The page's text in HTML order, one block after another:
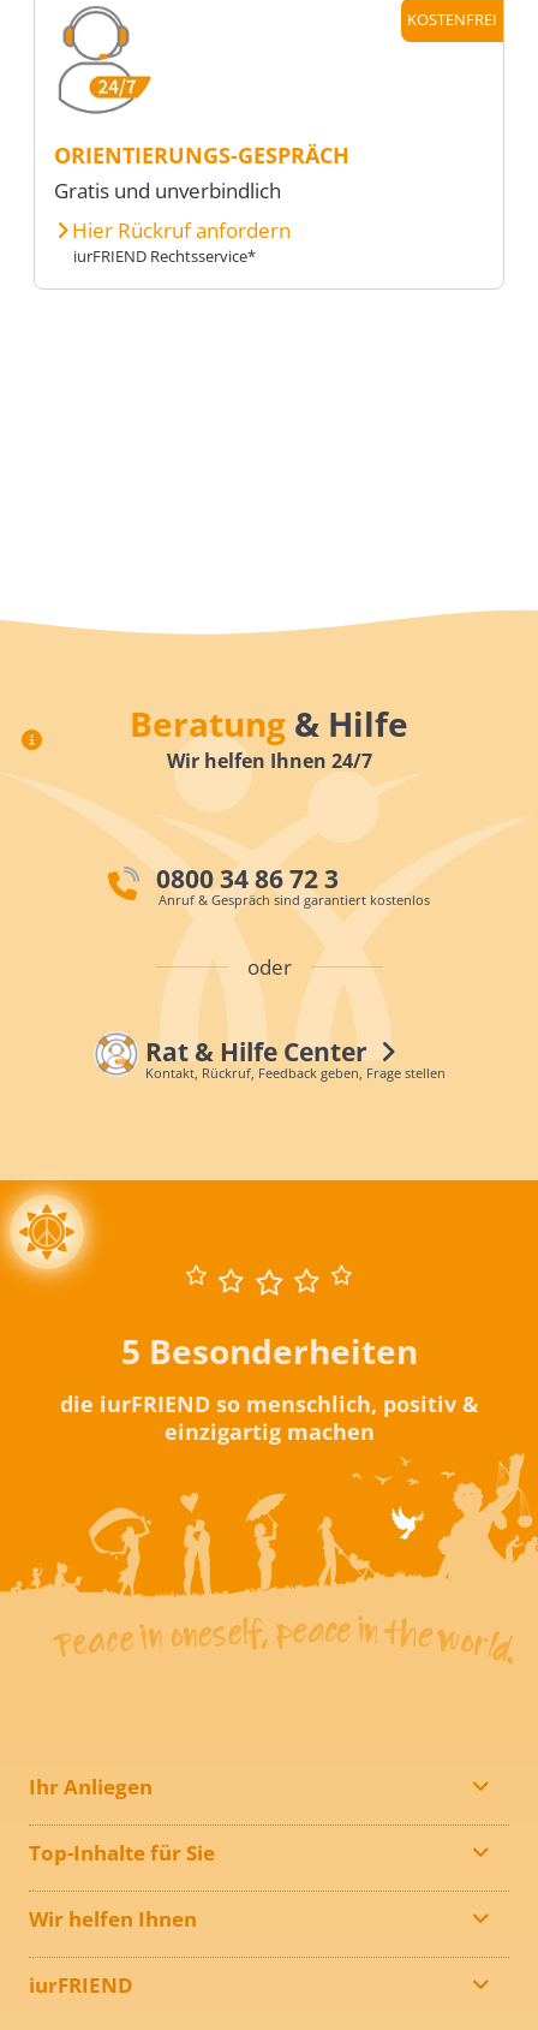
KOSTENFREI
ORIENTIERUNGS-GESPRÄCH
Gratis und unverbindlich
Hier Rückruf anfordern
iurFRIEND Rechtsservice*
Beratung & Hilfe
Wir helfen Ihnen 24/7
0800 34 86 72 3
Anruf & Gespräch sind garantiert kostenlos
oder
Rat & Hilfe Center
Kontakt, Rückruf, Feedback geben, Frage stellen
5 Besonderheiten
die iurFRIEND so menschlich, positiv &
einzigartig machen
Ihr Anliegen
Top-Inhalte für Sie
Wir helfen Ihnen
iurFRIEND